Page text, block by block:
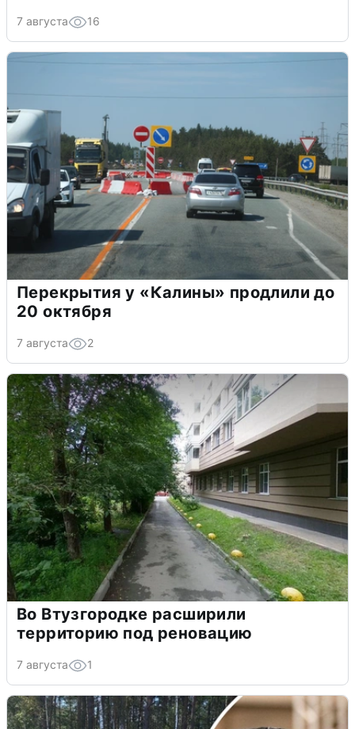
7 августа 16
Перекрытия у «Калины» продлили до
20 октября
7 августа 2
Во Втузгородке расширили
территорию под реновацию
7 августа 1